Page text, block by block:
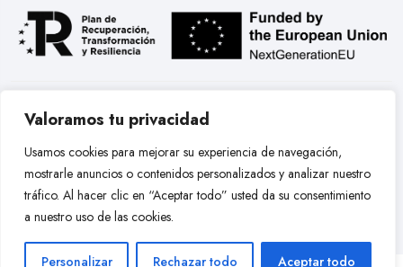
Valoramos tu privacidad
Usamos cookies para mejorar su experiencia de navegación,
mostrarle anuncios o contenidos personalizados y analizar nuestro
tráfico. Al hacer clic en “Aceptar todo” usted da su consentimiento
a nuestro uso de las cookies.
Personalizar Rechazar todo Aceptar todo
Copyright © 2026 Hobby Models Bcn. Todos Los Derechos
Reservados.